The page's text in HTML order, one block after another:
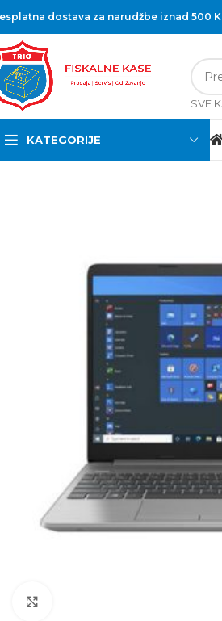
dostava za narudžbe iznad 500
SVE
KATEGORIJE